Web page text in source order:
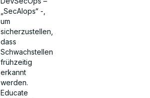
„SecAIops“ -,
um
sicherzustellen,
dass
Schwachstellen
frühzeitig
erkannt
werden.
Educate